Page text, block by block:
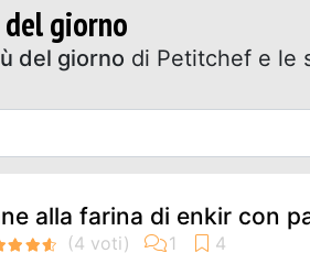
giorno
del giorno di Petitchef e le
alla farina di enkir con